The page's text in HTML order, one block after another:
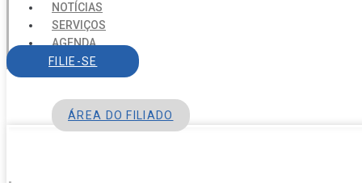
NOTÍCIAS
SERVIÇOS
AGENDA
CONTATO
FILIE-SE
ÁREA DO FILIADO